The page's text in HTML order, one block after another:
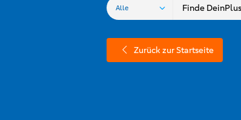
Zurück zur Startseite